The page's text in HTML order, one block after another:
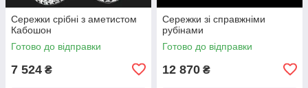
Сережки срібні з аметистом
Кабошон
Готово до відправки
7 524 ₴
Сережки зі справжніми
рубінами
Готово до відправки
12 870 ₴